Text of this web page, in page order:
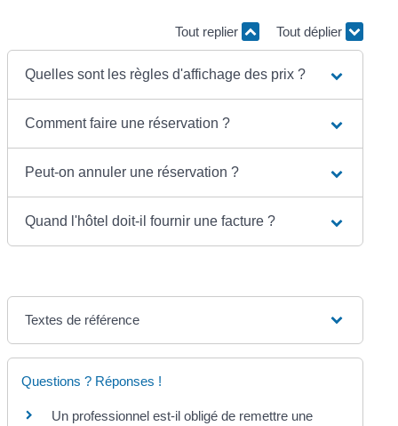
Tout replier Tout déplier
Quelles sont les règles d'affichage des prix ?
Comment faire une réservation ?
Peut-on annuler une réservation ?
Quand l'hôtel doit-il fournir une facture ?
Textes de référence
Questions ? Réponses !
Un professionnel est-il obligé de remettre une